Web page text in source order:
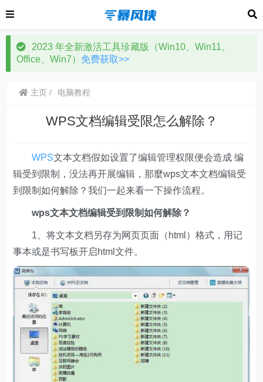
2023 年全新激活工具珍藏版（Win10、Win11、
Office、Win7） 免费获取>>
主页 电脑教程
WPS文档编辑受限怎么解除？
WPS文本文档假如设置了编辑管理权限便会造成 编
辑受到限制，没法再开展编辑，那麼wps文本文档编辑受
到限制如何解除？我们一起来看一下操作流程。
wps文本文档编辑受到限制如何解除？
1、将文本文档另存为网页页面（html）格式，用记
事本或是书写板开启html文件。